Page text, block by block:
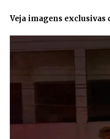
Veja imagens exclusivas